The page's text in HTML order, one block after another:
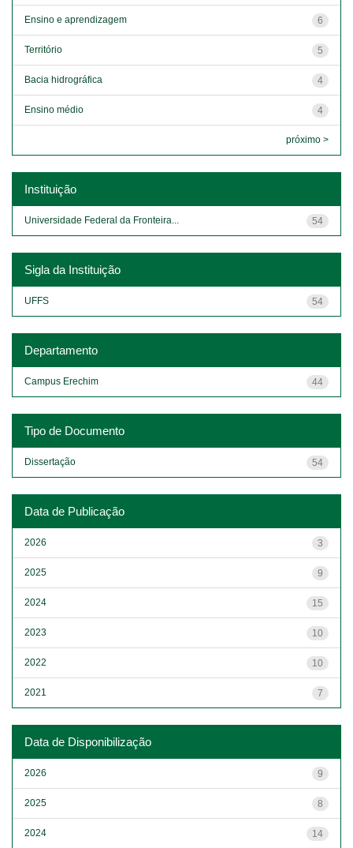
6
Ensino e aprendizagem
5
Território
4
Bacia hidrográfica
4
Ensino médio
próximo >
Instituição
54
Universidade Federal da Fronteira...
Sigla da Instituição
54
UFFS
Departamento
44
Campus Erechim
Tipo de Documento
54
Dissertação
Data de Publicação
3
2026
9
2025
15
2024
10
2023
10
2022
7
2021
Data de Disponibilização
9
2026
8
2025
14
2024